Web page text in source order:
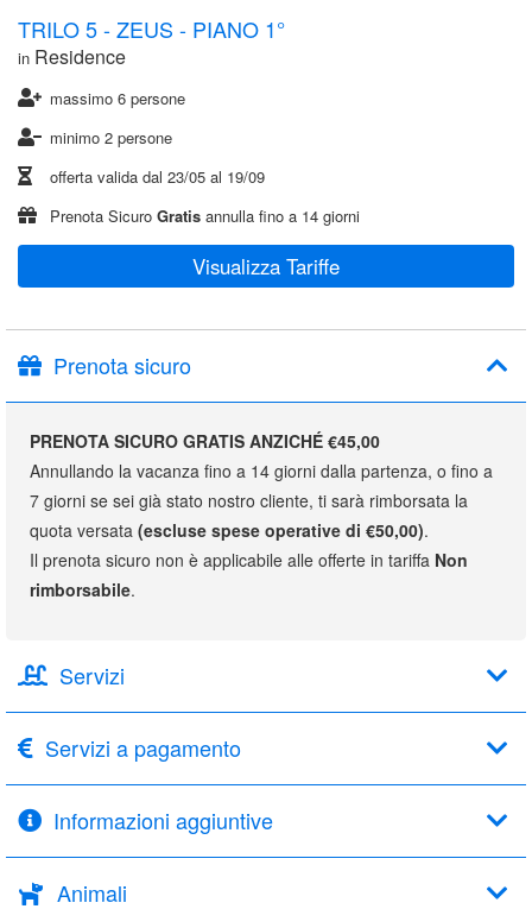
TRILO 5 - ZEUS - PIANO 1°
in Residence
massimo 6 persone
minimo 2 persone
offerta valida dal 23/05 al 19/09
Prenota Sicuro Gratis annulla fino a 14 giorni
Visualizza Tariffe
Prenota sicuro
PRENOTA SICURO GRATIS ANZICHÉ €45,00
Annullando la vacanza fino a 14 giorni dalla partenza, o fino a
7 giorni se sei già stato nostro cliente, ti sarà rimborsata la
quota versata (escluse spese operative di €50,00).
Il prenota sicuro non è applicabile alle offerte in tariffa Non
rimborsabile.
Servizi
Servizi a pagamento
Informazioni aggiuntive
Animali